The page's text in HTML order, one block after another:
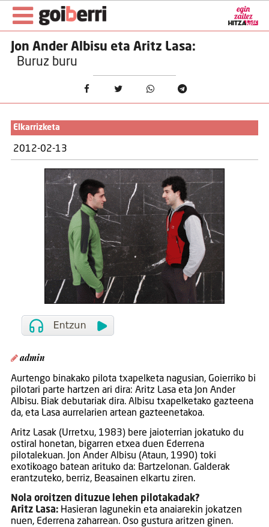
Jon Ander Albisu eta Aritz Lasa:
Buruz buru
Elkarrizketa
2012-02-13
admin
Aurtengo binakako pilota txapelketa nagusian, Goierriko bi
pilotari parte hartzen ari dira: Aritz Lasa eta Jon Ander
Albisu. Biak debutariak dira. Albisu txapelketako gazteena
da, eta Lasa aurrelarien artean gazteenetakoa.
Aritz Lasak (Urretxu, 1983) bere jaioterrian jokatuko du
ostiral honetan, bigarren etxea duen Ederrena
pilotalekuan. Jon Ander Albisu (Ataun, 1990) toki
exotikoago batean arituko da: Bartzelonan. Galderak
erantzuteko, berriz, Beasainen elkartu ziren.
Nola oroitzen dituzue lehen pilotakadak?
Aritz Lasa:Hasieran lagunekin eta anaiarekin jokatzen
nuen, Ederrena zaharrean. Oso gustura aritzen ginen.